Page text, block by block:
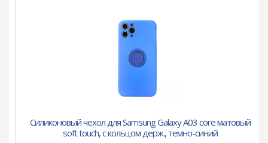
Силиконовый чехол для Samsung Galaxy A03 core матовый
soft touch, с кольцом держ., темно-синий